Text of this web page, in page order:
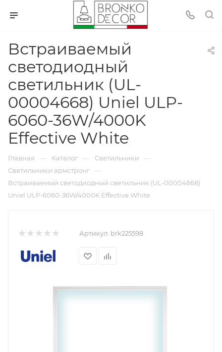
Встраиваемый
светодиодный
светильник (UL-
00004668) Uniel ULP-
6060-36W/4000K
Effective White
Главная — Каталог — Светильники —
Светильники армстронг —
Встраиваемый светодиодный светильник (UL-00004668)
Uniel ULP-6060-36W/4000K Effective White
Артикул: brk225598